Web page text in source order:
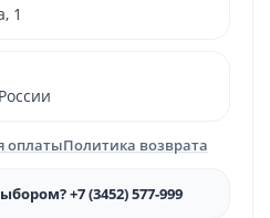
1
оплатыПолитика возврата
+7 (3452) 577-999